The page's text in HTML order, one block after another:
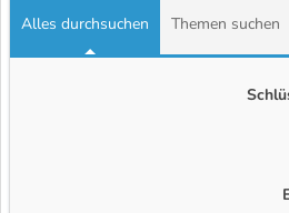
Alles durchsuchen Themen suchen